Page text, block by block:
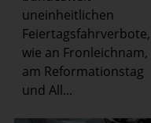
uneinheitlichen
Feiertagsfahrverbote,
wie an Fronleichnam,
am Reformationstag
und All...